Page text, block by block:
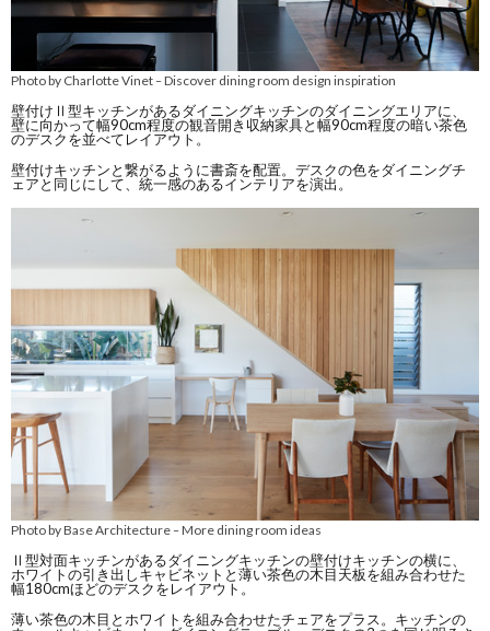
Photo by Charlotte Vinet–Discover dining room design inspiration
壁付けⅡ型キッチンがあるダイニングキッチンのダイニングエリアに、
壁に向かって幅90cm程度の観音開き収納家具と幅90cm程度の暗い茶色
のデスクを並べてレイアウト。
壁付けキッチンと繋がるように書斎を配置。デスクの色をダイニングチ
ェアと同じにして、統一感のあるインテリアを演出。
Photo by Base Architecture–More dining room ideas
Ⅱ型対面キッチンがあるダイニングキッチンの壁付けキッチンの横に、
ホワイトの引き出しキャビネットと薄い茶色の木目天板を組み合わせた
幅180cmほどのデスクをレイアウト。
薄い茶色の木目とホワイトを組み合わせたチェアをプラス。キッチンの